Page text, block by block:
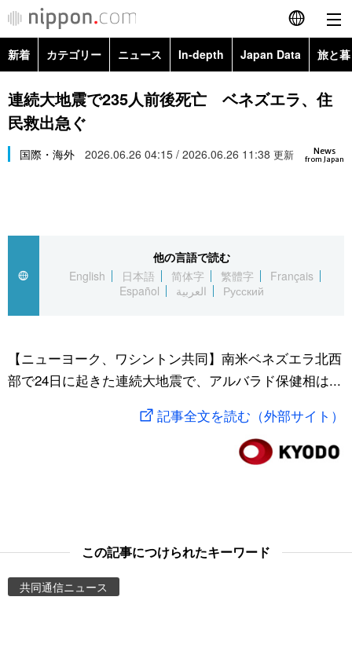
English
简体字
Русский
カテゴリー
経済・ビジネス
国際
文化
トップ
アーカイブ
In-depth
Japan Data
動画/Live
Images
People
新着 カテゴリー ニュース In-depth Japan Data 旅と
政治・外交
経済・ビジネス
スポーツ・東京2020
Topics
連続大地震で235人前後死亡 ベネズエラ、住
民救出急ぐ
News
from Japan
国際・海外 2026.06.26 04:15 / 2026.06.26 11:38 更新
他の言語で読む
English
日本語 简体字 繁體字
Français
Español
العربية Русский
【ニューヨーク、ワシントン共同】南米ベネズエラ北西
部で24日に起きた連続大地震で、アルバラド保健相は...
記事全文を読む（外部サイト）
この記事につけられたキーワード
共同通信ニュース